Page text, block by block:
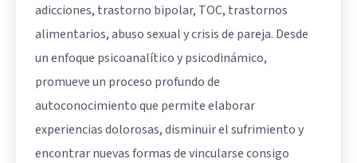
adicciones, trastorno bipolar, TOC, trastornos
alimentarios, abuso sexual y crisis de pareja. Desde
un enfoque psicoanalítico y psicodinámico,
promueve un proceso profundo de
autoconocimiento que permite elaborar
experiencias dolorosas, disminuir el sufrimiento y
encontrar nuevas formas de vincularse consigo